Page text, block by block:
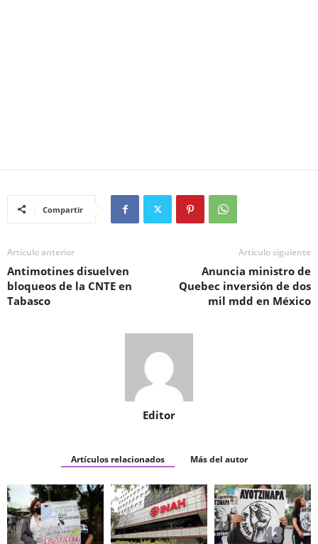
Compartir
Artículo anterior
Antimotines disuelven
bloqueos de la CNTE en
Tabasco
Artículo siguiente
Anuncia ministro de
Quebec inversión de dos
mil mdd en México
Editor
Artículos relacionados Más del autor